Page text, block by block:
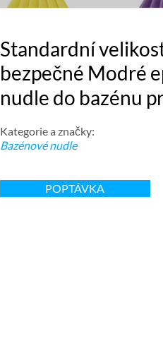
Standardní
bezpečné Modré
nudle do bazénu
Kategorie a značky:
Bazénové nudle
POPTÁVKA